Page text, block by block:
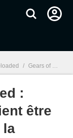
/ Gears of War Reloaded : D'autres jeux pourraient être prévus sur PS5 pour la licence à en croire un trophée Platine
:
être
la